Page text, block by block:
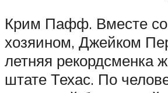
Крим Пафф. Вместе
хозяином, Джейком
летняя рекордсменка
штате Техас. По